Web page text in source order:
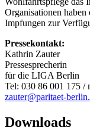
Organisationen
Impfungen zur
Pressekontakt:
Kathrin Zauter
Pressesprecherin
für die LIGA Berlin
Tel: 030 86 001 175 /
zauter@paritaet-
Downloads